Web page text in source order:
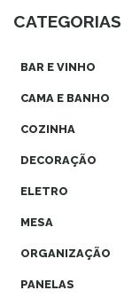
CATEGORIAS
BAR E VINHO
CAMA E BANHO
COZINHA
DECORAÇÃO
ELETRO
MESA
ORGANIZAÇÃO
PANELAS